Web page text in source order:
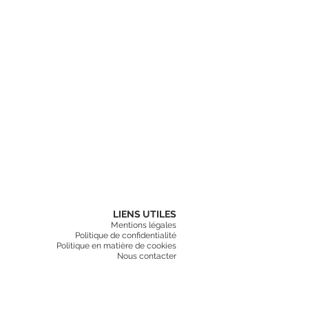
LIENS UTILES
Mentions légales
Politique de confidentialité
Politique en matière de cookies
Nous contacter